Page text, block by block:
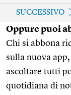
SUCCESSIVO
Oppure puoi
Chi si abbona
sulla nuova
ascoltare tutti
quotidiana di